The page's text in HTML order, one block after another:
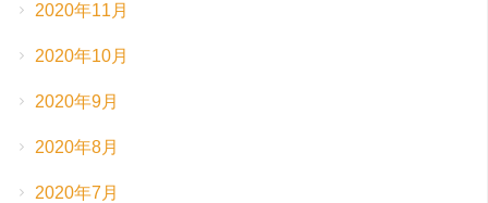
2020年11月
2020年10月
2020年9月
2020年8月
2020年7月